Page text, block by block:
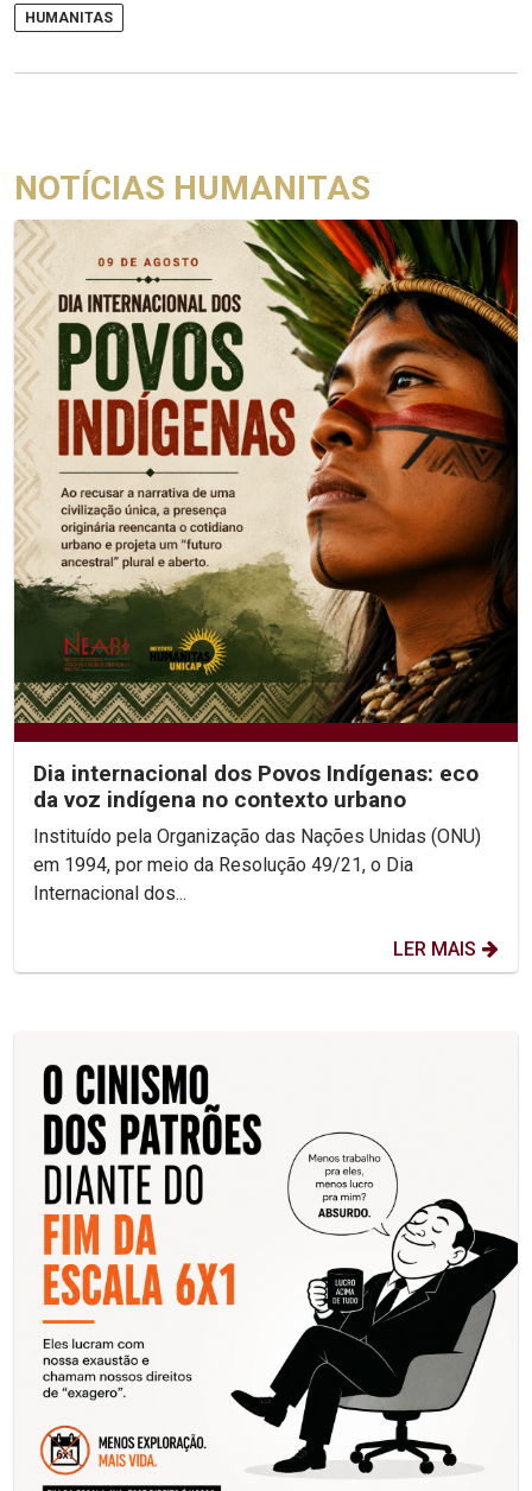
HUMANITAS
NOTÍCIAS HUMANITAS
Dia internacional dos Povos Indígenas: eco
da voz indígena no contexto urbano
Instituído pela Organização das Nações Unidas (ONU)
em 1994, por meio da Resolução 49/21, o Dia
Internacional dos...
LER MAIS